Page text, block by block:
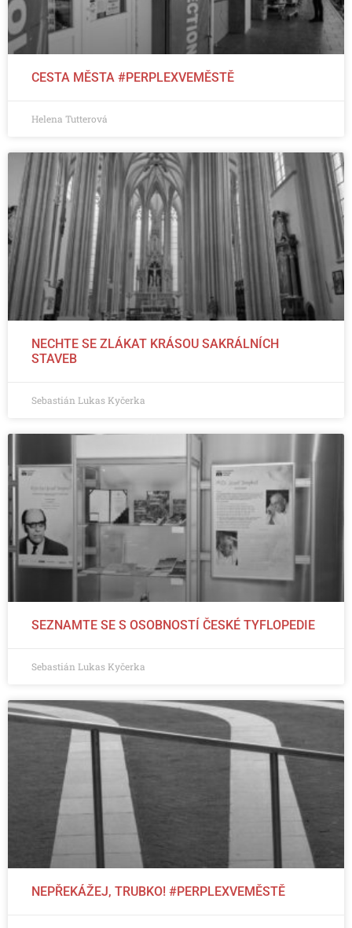
CESTA MĚSTA #PERPLEXVEMĚSTĚ
Helena Tutterová
NECHTE SE ZLÁKAT KRÁSOU SAKRÁLNÍCH
STAVEB
Sebastián Lukas Kyčerka
SEZNAMTE SE S OSOBNOSTÍ ČESKÉ TYFLOPEDIE
Sebastián Lukas Kyčerka
NEPŘEKÁŽEJ, TRUBKO! #PERPLEXVEMĚSTĚ